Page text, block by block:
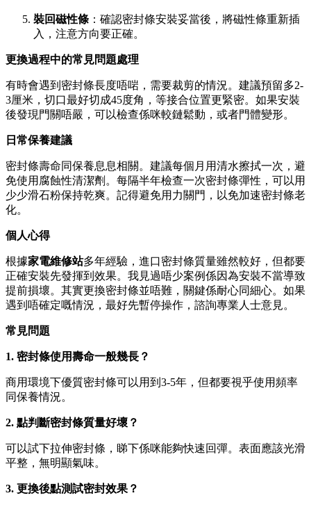
裝回磁性條 ：確認密封條安裝妥當後，將磁性條重新插
入，注意方向要正確。
更換過程中的常見問題處理
有時會遇到密封條長度唔啱，需要裁剪的情況。建議預留多2-
3厘米，切口最好切成45度角，等接合位置更緊密。如果安裝
後發現門關唔嚴，可以檢查係咪較鏈鬆動，或者門體變形。
日常保養建議
密封條壽命同保養息息相關。建議每個月用清水擦拭一次，避
免使用腐蝕性清潔劑。每隔半年檢查一次密封條彈性，可以用
少少滑石粉保持乾爽。記得避免用力關門，以免加速密封條老
化。
個人心得
根據家電維修站多年經驗，進口密封條質量雖然較好，但都要
正確安裝先發揮到效果。我見過唔少案例係因為安裝不當導致
提前損壞。其實更換密封條並唔難，關鍵係耐心同細心。如果
遇到唔確定嘅情況，最好先暫停操作，諮詢專業人士意見。
常見問題
1. 密封條使用壽命一般幾長？
商用環境下優質密封條可以用到3-5年，但都要視乎使用頻率
同保養情況。
2. 點判斷密封條質量好壞？
可以試下拉伸密封條，睇下係咪能夠快速回彈。表面應該光滑
平整，無明顯氣味。
3. 更換後點測試密封效果？